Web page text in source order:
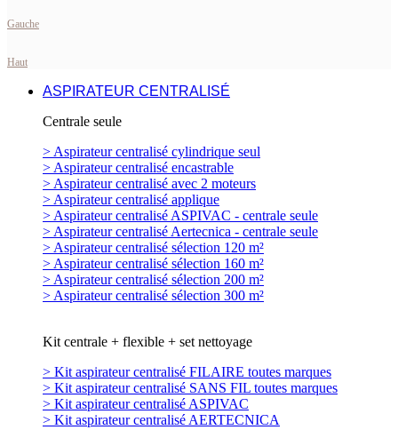
Gauche
Haut
ASPIRATEUR CENTRALISÉ
Centrale seule
> Aspirateur centralisé cylindrique seul
> Aspirateur centralisé encastrable
> Aspirateur centralisé avec 2 moteurs
> Aspirateur centralisé applique
> Aspirateur centralisé ASPIVAC - centrale seule
> Aspirateur centralisé Aertecnica - centrale seule
> Aspirateur centralisé sélection 120 m²
> Aspirateur centralisé sélection 160 m²
> Aspirateur centralisé sélection 200 m²
> Aspirateur centralisé sélection 300 m²
Kit centrale + flexible + set nettoyage
> Kit aspirateur centralisé FILAIRE toutes marques
> Kit aspirateur centralisé SANS FIL toutes marques
> Kit aspirateur centralisé ASPIVAC
> Kit aspirateur centralisé AERTECNICA